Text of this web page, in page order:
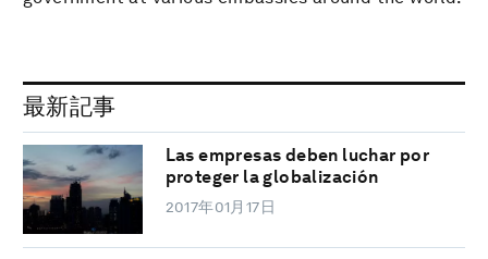
最新記事
Las empresas deben luchar por
proteger la globalización
2017年01月17日